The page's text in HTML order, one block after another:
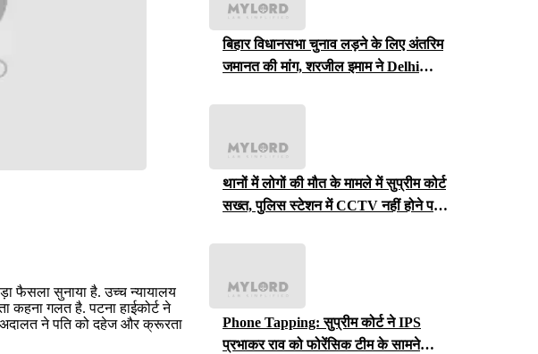
फैसला सुनाया है. उच्च न्यायालय
गलत है. पटना हाईकोर्ट ने
अदालत ने पति को दहेज और क्रूरता
बिहार विधानसभा चुनाव लड़ने के लिए अंतरिम
जमानत की मांग, शरजील इमाम ने Delhi
थानों में लोगों की मौत के मामले में सुप्रीम कोर्ट
सख्त, पुलिस स्टेशन में CCTV नहीं होने पर
Phone Tapping: सुप्रीम कोर्ट ने IPS
प्रभाकर राव को फोरेंसिक टीम के सामने